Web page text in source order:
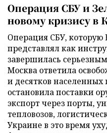
Операция СБУ и
новому кризису в
Операция СБУ,
представлял как
завершилась
Москва ответила
и десятков
остановила поставки
экспорт через порты,
тепловозов,
Украине в это время